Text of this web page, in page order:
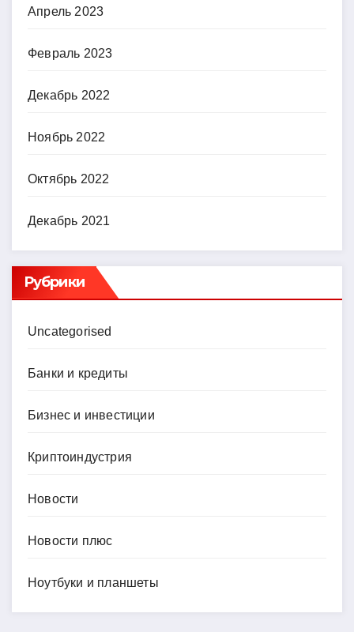
Апрель 2023
Февраль 2023
Декабрь 2022
Ноябрь 2022
Октябрь 2022
Декабрь 2021
Рубрики
Uncategorised
Банки и кредиты
Бизнес и инвестиции
Криптоиндустрия
Новости
Новости плюс
Ноутбуки и планшеты